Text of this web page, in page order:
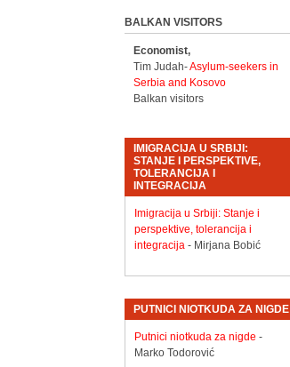
BALKAN VISITORS
Economist,
Tim Judah-Asylum-seekers in
Serbia and Kosovo
Balkan visitors
IMIGRACIJA U SRBIJI:
STANJE I PERSPEKTIVE,
TOLERANCIJA I
INTEGRACIJA
Imigracija u Srbiji: Stanje i
perspektive, tolerancija i
integracija- Mirjana Bobić
PUTNICI NIOTKUDA ZA NIGDE
Putnici niotkuda za nigde -
Marko Todorović